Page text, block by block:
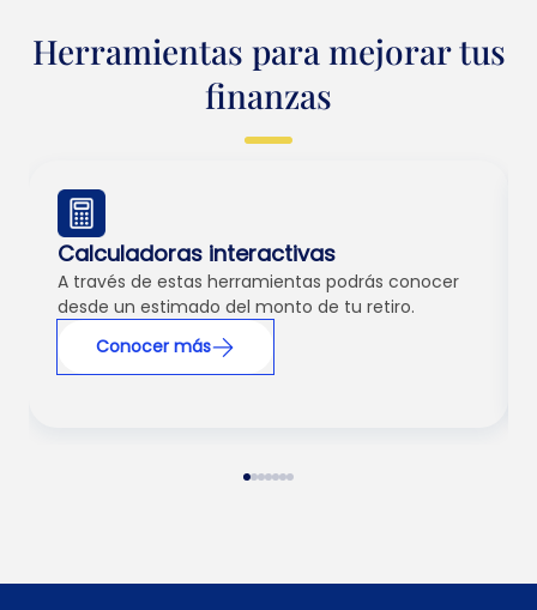
Herramientas para mejorar tus
finanzas
Calculadoras interactivas
A través de estas herramientas podrás conocer
desde un estimado del monto de tu retiro.
Conocer más